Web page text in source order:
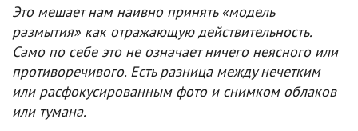
Это мешает нам наивно принять «модель
размытия» как отражающую действительность.
Само по себе это не означает ничего неясного или
противоречивого. Есть разница между нечетким
или расфокусированным фото и снимком облаков
или тумана.